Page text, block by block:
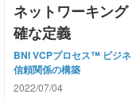
ネットワーキ
確な定義
BNIVCPプロセス™ ビジ
信頼関係の構築
2022/07/04